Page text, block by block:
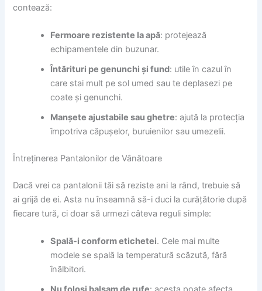
contează:
Fermoare rezistente la apă: protejează
echipamentele din buzunar.
Întărituri pe genunchi și fund: utile în cazul în
care stai mult pe sol umed sau te deplasezi pe
coate și genunchi.
Manșete ajustabile sau ghetre: ajută la protecția
împotriva căpușelor, buruienilor sau umezelii.
Întreținerea Pantalonilor de Vânătoare
Dacă vrei ca pantalonii tăi să reziste ani la rând, trebuie să
ai grijă de ei. Asta nu înseamnă să-i duci la curățătorie după
fiecare tură, ci doar să urmezi câteva reguli simple:
Spală-i conform etichetei. Cele mai multe
modele se spală la temperatură scăzută, fără
înălbitori.